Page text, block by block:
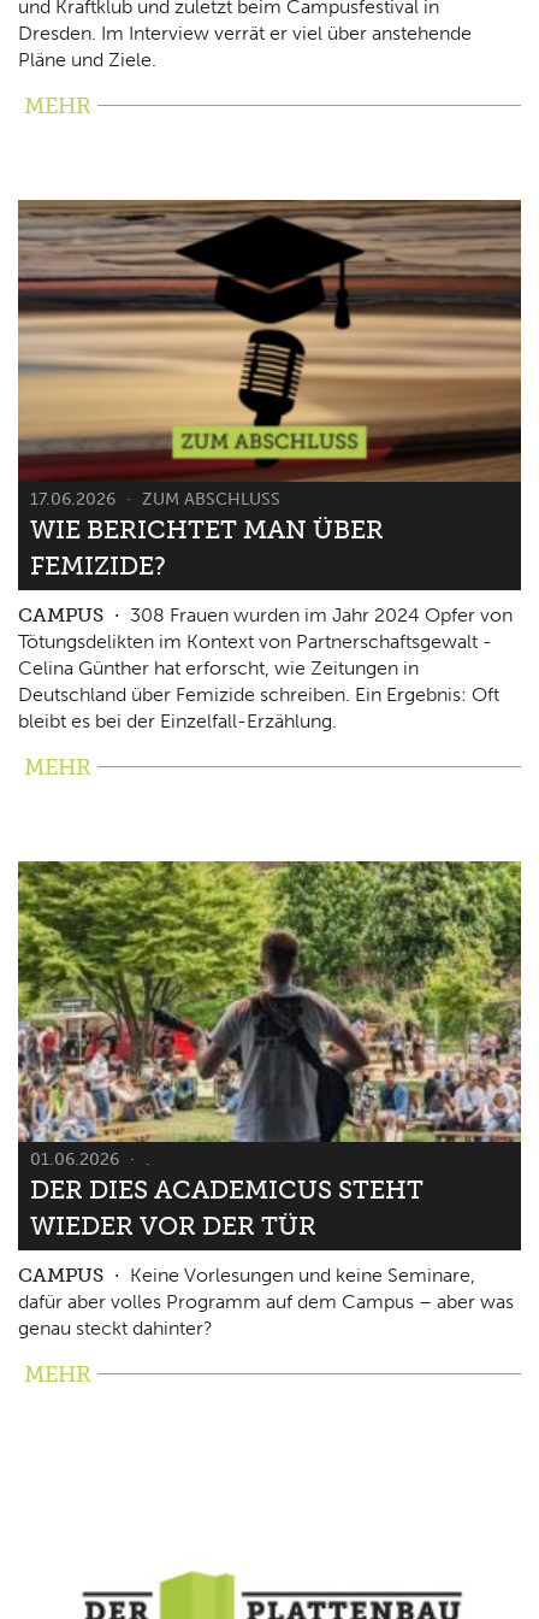
und Kraftklub und zuletzt beim Campusfestival in
Dresden. Im Interview verrät er viel über anstehende
Pläne und Ziele.
MEHR
17.06.2026 ZUM ABSCHLUSS
WIE BERICHTET MAN ÜBER
FEMIZIDE?
CAMPUS
308 Frauen wurden im Jahr 2024 Opfer von
Tötungsdelikten im Kontext von Partnerschaftsgewalt -
Celina Günther hat erforscht, wie Zeitungen in
Deutschland über Femizide schreiben. Ein Ergebnis: Oft
bleibt es bei der Einzelfall-Erzählung.
MEHR
01.06.2026 .
DER DIES ACADEMICUS STEHT
WIEDER VOR DER TÜR
CAMPUS
Keine Vorlesungen und keine Seminare,
dafür aber volles Programm auf dem Campus – aber was
genau steckt dahinter?
MEHR